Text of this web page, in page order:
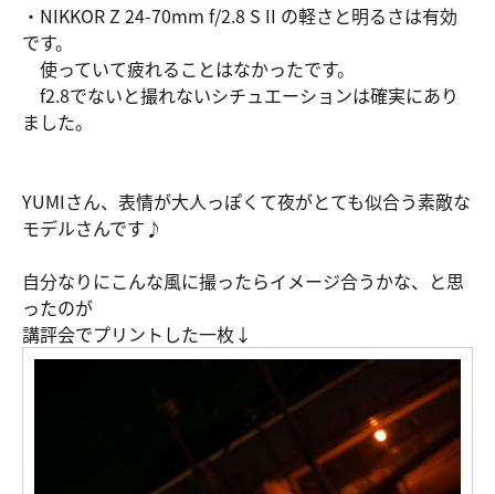
・NIKKOR Z 24-70mm f/2.8 S II の軽さと明るさは有効
です。
使っていて疲れることはなかったです。
f2.8でないと撮れないシチュエーションは確実にあり
ました。
YUMIさん、表情が大人っぽくて夜がとても似合う素敵な
モデルさんです♪
自分なりにこんな風に撮ったらイメージ合うかな、と思
ったのが
講評会でプリントした一枚↓